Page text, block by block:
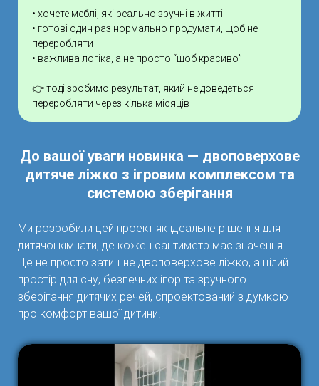
• хочете меблі, які реально зручні в житті
• готові один раз нормально продумати, щоб не
переробляти
• важлива логіка, а не просто “щоб красиво”
👉 тоді зробимо результат, який не доведеться
переробляти через кілька місяців
До вашої уваги новинка — двоповерхове
дитяче ліжко з ігровим комплексом та
системою зберігання
Ми розробили цей проект як ідеальне рішення для
дитячої кімнати, де кожен сантиметр має значення.
Це не просто затишне двоповерхове ліжко, а цілий
простір для сну, безпечних ігор та зручного
зберігання дитячих речей, спроектований з думкою
про комфорт вашої дитини.